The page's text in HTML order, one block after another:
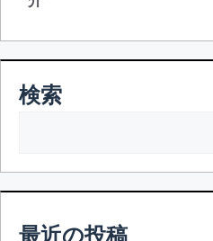
検索
最近の投稿